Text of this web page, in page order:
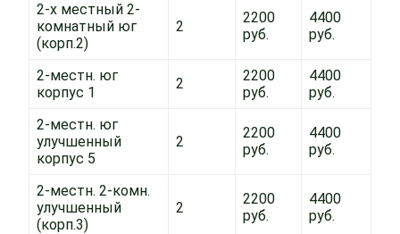
2-х местный 2-
комнатный юг
(корп.2)
2
2200
руб.
4400
руб.
2-местн. юг
корпус 1
2
2200
руб.
4400
руб.
2-местн. юг
улучшенный
корпус 5
2
2200
руб.
4400
руб.
2-местн. 2-комн.
улучшенный
(корп.3)
2
2200
руб.
4400
руб.